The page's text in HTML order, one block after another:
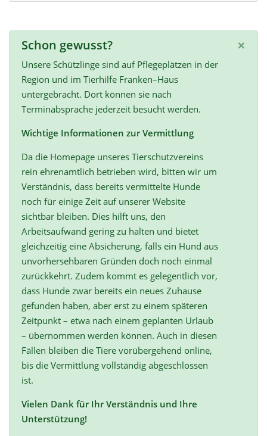
×
Schon gewusst?
Unsere Schützlinge sind auf Pflegeplätzen in der
Region und im Tierhilfe Franken–Haus
untergebracht. Dort können sie nach
Terminabsprache jederzeit besucht werden.
Wichtige Informationen zur Vermittlung
Da die Homepage unseres Tierschutzvereins
rein ehrenamtlich betrieben wird, bitten wir um
Verständnis, dass bereits vermittelte Hunde
noch für einige Zeit auf unserer Website
sichtbar bleiben. Dies hilft uns, den
Arbeitsaufwand gering zu halten und bietet
gleichzeitig eine Absicherung, falls ein Hund aus
unvorhersehbaren Gründen doch noch einmal
zurückkehrt. Zudem kommt es gelegentlich vor,
dass Hunde zwar bereits ein neues Zuhause
gefunden haben, aber erst zu einem späteren
Zeitpunkt – etwa nach einem geplanten Urlaub
– übernommen werden können. Auch in diesen
Fällen bleiben die Tiere vorübergehend online,
bis die Vermittlung vollständig abgeschlossen
ist.
Vielen Dank für Ihr Verständnis und Ihre
Unterstützung!